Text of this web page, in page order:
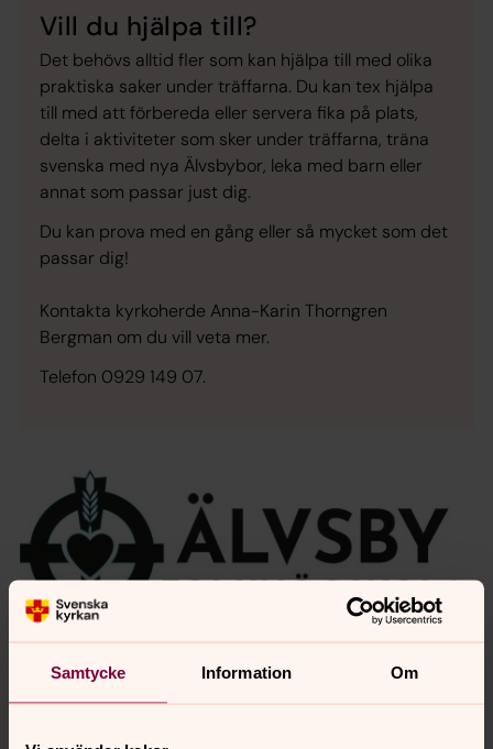
Samtycke Information Om
Vill du hjälpa till?
Det behövs alltid fler som kan hjälpa till med olika
praktiska saker under träffarna. Du kan tex hjälpa
till med att förbereda eller servera fika på plats,
delta i aktiviteter som sker under träffarna, träna
svenska med nya Älvsbybor, leka med barn eller
annat som passar just dig.
Du kan prova med en gång eller så mycket som det
passar dig!
Kontakta kyrkoherde Anna-Karin Thorngren
Bergman om du vill veta mer.
Telefon 0929 149 07.